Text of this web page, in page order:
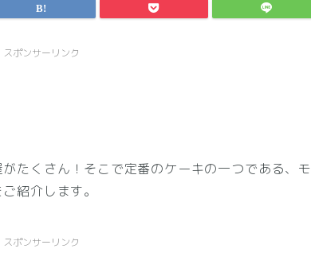
スポンサーリンク
たくさん！そこで定番のケーキの一つである、モ
紹介します。
スポンサーリンク